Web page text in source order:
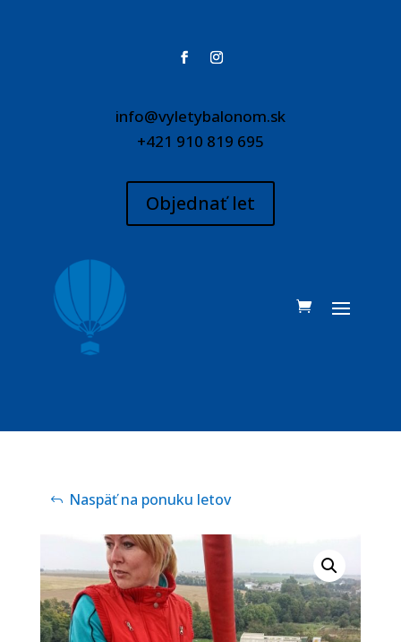
info@vyletybalonom.sk
+421 910 819 695
Objednať let
Naspäť na ponuku letov